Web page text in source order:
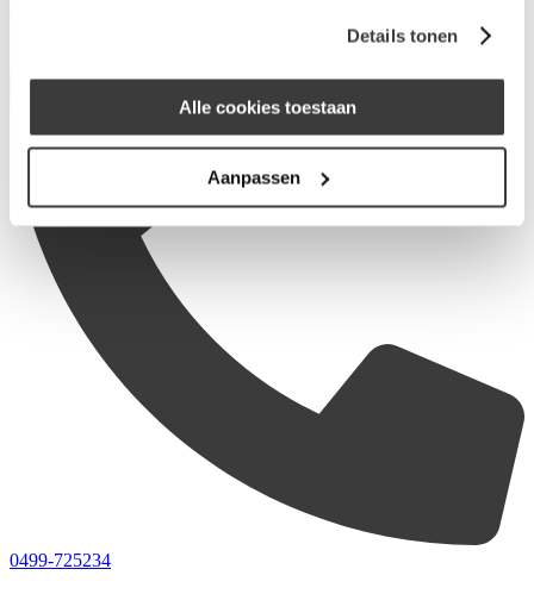
Details tonen
Alle cookies toestaan
Aanpassen
0499-725234